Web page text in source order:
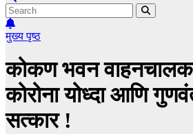
मुख्य पृष्ठ
कोकण भवन
कोरोना योध्दा आणि गुणवंत
सत्कार !